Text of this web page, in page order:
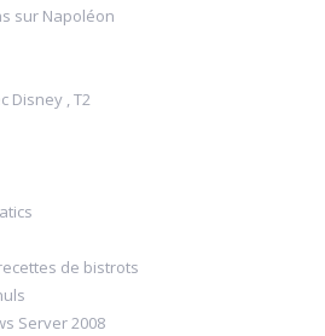
sur Napoléon
Disney , T2
de bistrots
Server 2008